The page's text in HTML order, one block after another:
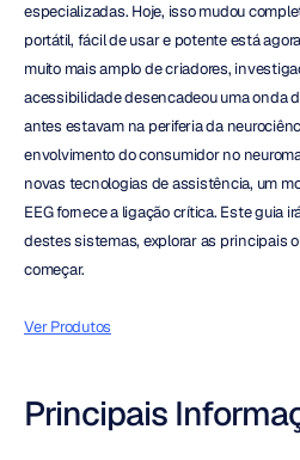
especializadas. Hoje, isso mudou
portátil, fácil de usar e potente está
muito mais amplo de criadores,
acessibilidade desencadeou uma onda
antes estavam na periferia da
envolvimento do consumidor no
novas tecnologias de assistência, um
EEG fornece a ligação crítica. Este guia
destes sistemas, explorar as principais
começar.
Ver Produtos
Principais